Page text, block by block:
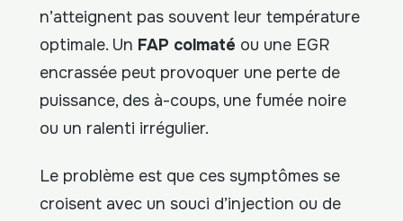
n’atteignent pas souvent leur température
optimale. Un FAP colmaté ou une EGR
encrassée peut provoquer une perte de
puissance, des à-coups, une fumée noire
ou un ralenti irrégulier.
Le problème est que ces symptômes se
croisent avec un souci d’injection ou de